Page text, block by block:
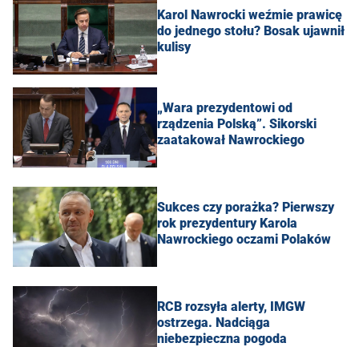
Karol Nawrocki weźmie prawicę
do jednego stołu? Bosak ujawnił
kulisy
„Wara prezydentowi od
rządzenia Polską”. Sikorski
zaatakował Nawrockiego
Sukces czy porażka? Pierwszy
rok prezydentury Karola
Nawrockiego oczami Polaków
RCB rozsyła alerty, IMGW
ostrzega. Nadciąga
niebezpieczna pogoda